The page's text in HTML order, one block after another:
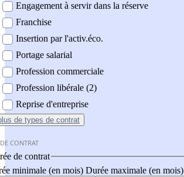
Engagement à servir dans la réserve
Franchise
Insertion par l'activ.éco.
Portage salarial
Profession commerciale
Profession libérale (2)
Reprise d'entreprise
de types de contrat
CONTRAT
de contrat
minimale (en mois) Durée maximale (en mois)